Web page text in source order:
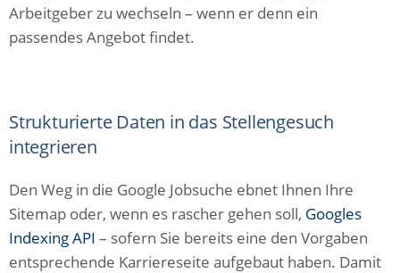
Arbeitgeber zu wechseln – wenn er denn ein
passendes Angebot findet.
Strukturierte Daten in das Stellengesuch
integrieren
Den Weg in die Google Jobsuche ebnet Ihnen Ihre
Sitemap oder, wenn es rascher gehen soll, Googles
Indexing API – sofern Sie bereits eine den Vorgaben
entsprechende Karriereseite aufgebaut haben. Damit